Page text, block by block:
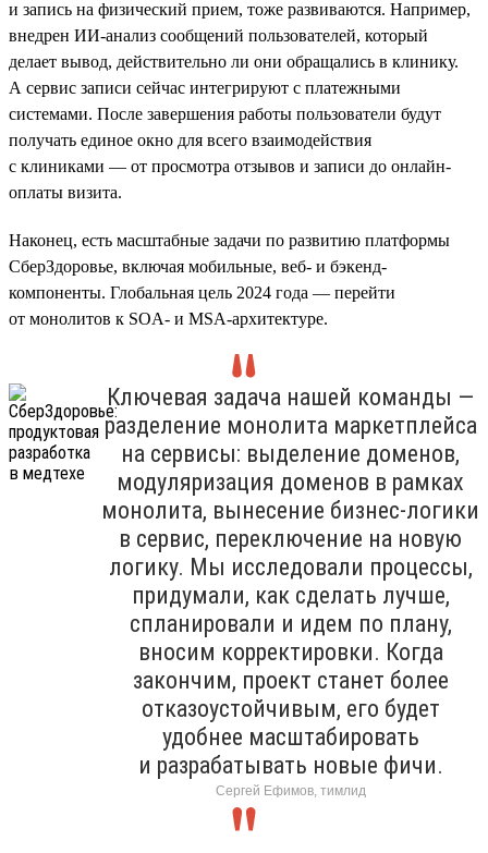
и запись на физический прием, тоже развиваются. Например,
внедрен ИИ-анализ сообщений пользователей, который
делает вывод, действительно ли они обращались в клинику.
А сервис записи сейчас интегрируют с платежными
системами. После завершения работы пользователи будут
получать единое окно для всего взаимодействия
с клиниками — от просмотра отзывов и записи до онлайн-
оплаты визита.
Наконец, есть масштабные задачи по развитию платформы
СберЗдоровье, включая мобильные, веб- и бэкенд-
компоненты. Глобальная цель 2024 года — перейти
от монолитов к SOA- и MSA-архитектуре.
Ключевая задача нашей команды —
разделение монолита маркетплейса
на сервисы: выделение доменов,
модуляризация доменов в рамках
монолита, вынесение бизнес-логики
в сервис, переключение на новую
логику. Мы исследовали процессы,
придумали, как сделать лучше,
спланировали и идем по плану,
вносим корректировки. Когда
закончим, проект станет более
отказоустойчивым, его будет
удобнее масштабировать
и разрабатывать новые фичи.
Сергей Ефимов, тимлид